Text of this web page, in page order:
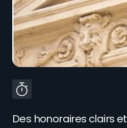
Des honoraires clairs